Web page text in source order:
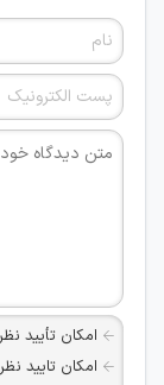
امکان تأیید
امکان تایید